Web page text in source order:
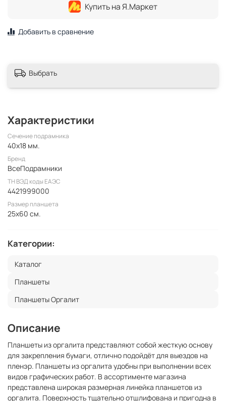
Купить на Я.Маркет
Добавить в сравнение
Выбрать
Характеристики
Сечение подрамника
40x18 мм.
Бренд
ВсеПодрамники
ТН ВЭД коды ЕАЭС
4421999000
Размер планшета
25x60 см.
Категории:
Каталог
Планшеты
Планшеты Оргалит
Описание
Планшеты из оргалита представляют собой жесткую основу
для закрепления бумаги, отлично подойдёт для выездов на
пленэр. Планшеты из оргалита удобны при выполнении всех
видов графических работ. В ассортименте магазина
представлена широкая размерная линейка планшетов из
оргалита. Поверхность тщательно отшлифована и пригодна в